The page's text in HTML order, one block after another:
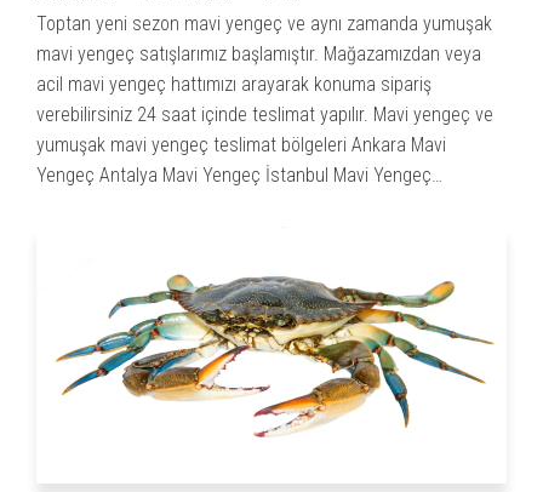
Toptan yeni sezon mavi yengeç ve aynı zamanda yumuşak
mavi yengeç satışlarımız başlamıştır. Mağazamızdan veya
acil mavi yengeç hattımızı arayarak konuma sipariş
verebilirsiniz 24 saat içinde teslimat yapılır. Mavi yengeç ve
yumuşak mavi yengeç teslimat bölgeleri Ankara Mavi
Yengeç Antalya Mavi Yengeç İstanbul Mavi Yengeç…